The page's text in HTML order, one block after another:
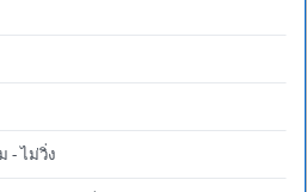
- ไม่วิ่ง